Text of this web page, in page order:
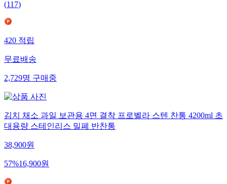
(117)
420적립
무료배송
2,729명구매중
김치 채소 과일 보관용 4면 결착 프로벨라 스텐 찬통 4200ml 초
대용량 스테인리스 밀폐 반찬통
38,900원
57%16,900원